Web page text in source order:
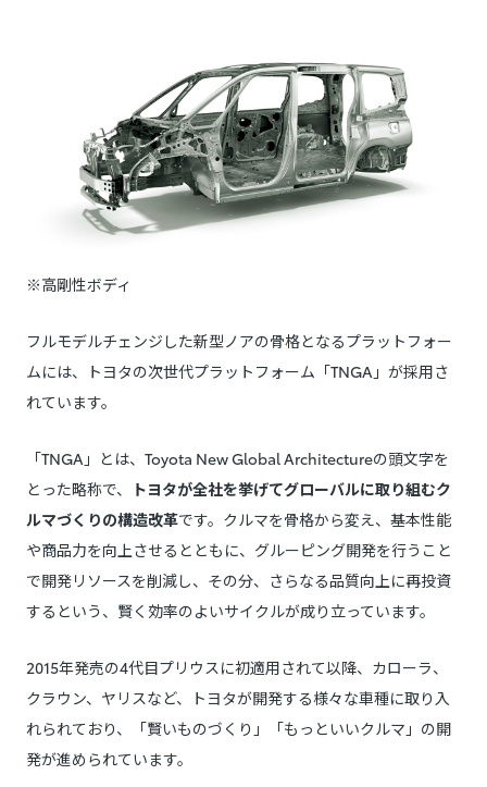
※高剛性ボディ
フルモデルチェンジした新型ノアの骨格となるプラットフォー
ムには、トヨタの次世代プラットフォーム「TNGA」が採用さ
れています。
「TNGA」とは、Toyota New Global Architectureの頭文字を
とった略称で、
トヨタが全社を挙げてグローバルに取り組むク
ルマづくりの構造改革です。クルマを骨格から変え、基本性能
や商品力を向上させるとともに、グルーピング開発を行うこと
で開発リソースを削減し、その分、さらなる品質向上に再投資
するという、賢く効率のよいサイクルが成り立っています。
2015年発売の4代目プリウスに初適用されて以降、カローラ、
クラウン、ヤリスなど、トヨタが開発する様々な車種に取り入
れられており、「賢いものづくり」「もっといいクルマ」の開
発が進められています。